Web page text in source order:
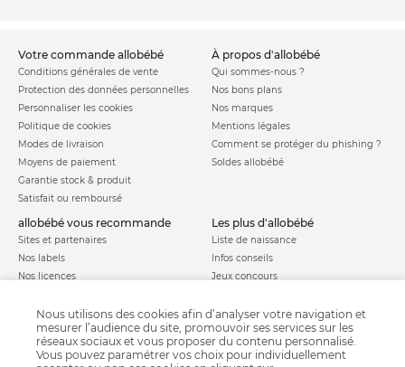
votre commande allobébé
Conditions générales de vente
Protection des données personnelles
Personnaliser les cookies
Politique de cookies
Modes de livraison
Moyens de paiement
Garantie stock & produit
Satisfait ou remboursé
à propos d'allobébé
Qui sommes-nous ?
Nos bons plans
Nos marques
Mentions légales
Comment se protéger du phishing ?
Soldes allobébé
allobébé vous recommande
Sites et partenaires
Nos labels
Nos licences
les plus d'allobébé
Liste de naissance
Infos conseils
Jeux concours
Parrainage
Paiement sécurisé
Nous utilisons des cookies afin d’analyser votre navigation et
mesurer l’audience du site, promouvoir ses services sur les
réseaux sociaux et vous proposer du contenu personnalisé.
Vous pouvez paramétrer vos choix pour individuellement